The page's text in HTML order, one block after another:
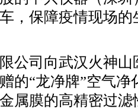
，保障疫情现场
公司向武汉火神
的“龙净牌”空气
属膜的高精密过